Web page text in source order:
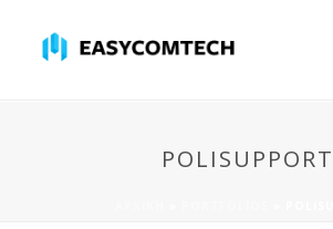
POLISUPPORT